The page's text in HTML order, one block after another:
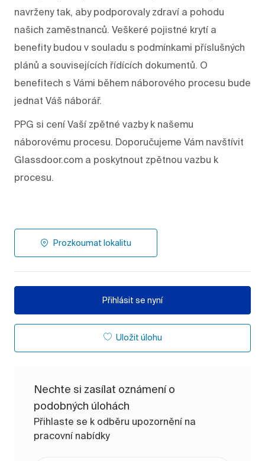
navrženy tak, aby podporovaly zdraví a pohodu
našich zaměstnanců. Veškeré pojistné krytí a
benefity budou v souladu s podmínkami příslušných
plánů a souvisejících řídících dokumentů. O
benefitech s Vámi během náborového procesu bude
jednat Váš náborář.
PPG si cení Vaší zpětné vazby k našemu
náborovému procesu. Doporučujeme Vám navštívit
Glassdoor.com a poskytnout zpětnou vazbu k
procesu.
Prozkoumat lokalitu
Přihlásit se nyní
Uložit úlohu
Nechte si zasílat oznámení o
podobných úlohách
Přihlaste se k odběru upozornění na
pracovní nabídky